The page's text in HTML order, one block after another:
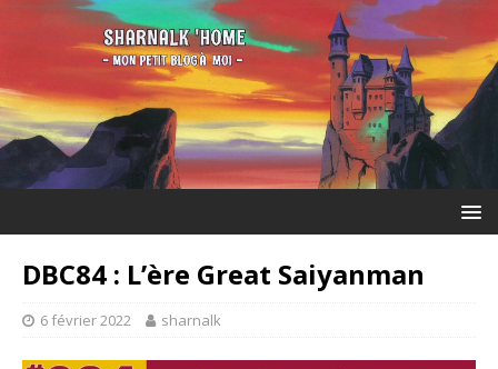
DBC84 : L’ère Great Saiyanman
6 février 2022 sharnalk